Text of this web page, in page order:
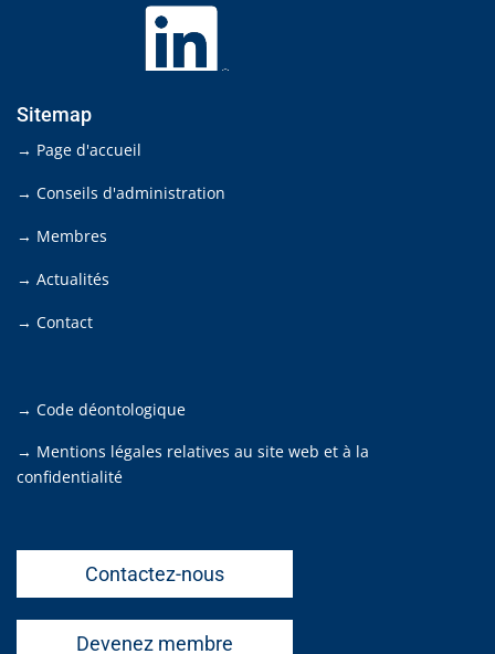
Sitemap
→ Page d'accueil
→ Conseils d'administration
→ Membres
→ Actualités
→ Contact
→ Code déontologique
→ Mentions légales relatives au site web et à la
confidentialité
Contactez-nous
Devenez membre